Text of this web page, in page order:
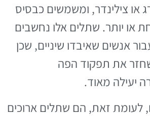
או צילינדר, ומשמשים כבסיס
או יותר. שתלים אלו נחשבים
אנשים שאיבדו שיניים, שכן
את תפקוד הפה
יעילה מאוד.
לעומת זאת, הם שתלים ארוכים